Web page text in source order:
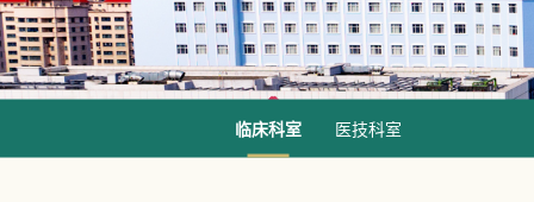
临床科室 医技科室